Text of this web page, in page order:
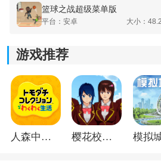
视觉上的盛宴。
烈，观众的呼喊声就越高。
3.不同的操作方法都能够让玩家
内容。
篮球之战超级菜单版
平台：安卓 大小：
游戏推荐
人森中文版 樱花校园模拟器1.048.00中文版